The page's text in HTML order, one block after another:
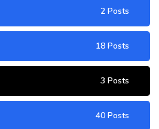
2 Posts
18 Posts
3 Posts
40 Posts